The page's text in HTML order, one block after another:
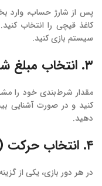
پس از شارژ حساب، وارد
کاغذ قیچی را انتخاب
سیستم بازی کنید.
۳. انتخاب مبلغ شرط‌بندی
مقدار شرط‌بندی خود را
کنید و در صورت آشنایی
دهید.
۴. انتخاب حرکت (سنگ، کاغذ، یا قیچی)
در هر دور بازی، یکی از